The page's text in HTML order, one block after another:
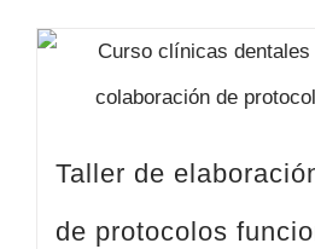
Taller de
de protocolos